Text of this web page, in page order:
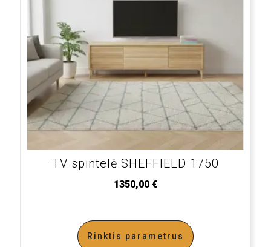
TV spintelė SHEFFIELD 1750
1350,00 €
Rinktis parametrus